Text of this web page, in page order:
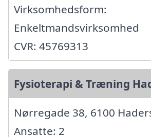
Virksomhedsform:
Enkeltmandsvirksomhed
CVR: 45769313
Fysioterapi & Træning
Nørregade 38, 6100
Ansatte: 2